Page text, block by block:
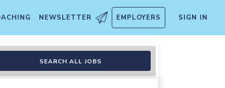
NEWSLETTER EMPLOYERS SIGN IN
SEARCH ALL JOBS